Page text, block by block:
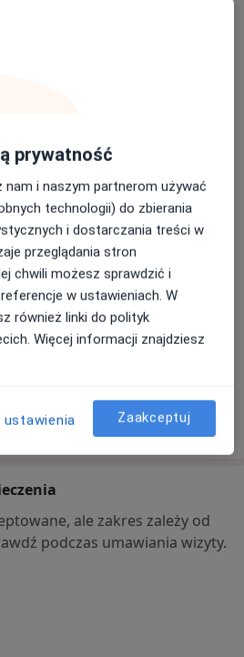
dla Dzieci i Dorosłych
mapę
otwiera się w nowej karcie
można umawiać wizyt przez
sytuacji?
prywatne)
pod tym adresem
więcej
o adresie
ale zakres zależy od
podczas umawiania wizyty.
prywatność
nam i naszym partnerom używać
technologii) do zbierania
i dostarczania treści w
przeglądania stron
chwili możesz sprawdzić i
w ustawieniach. W
również linki do polityk
Więcej informacji znajdziesz
ustawienia Zaakceptuj